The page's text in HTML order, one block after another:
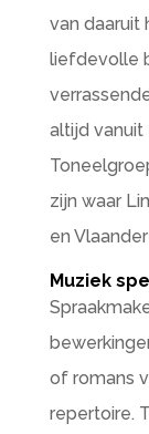
van daaruit
liefdevolle
altijd
zijn waar
en
Muziek
of romans
repertoire.